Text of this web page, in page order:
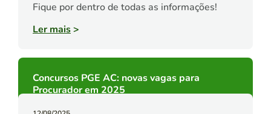
Fique por dentro de todas as informações!
Ler mais>
Concursos PGE AC: novas vagas para
Procurador em 2025